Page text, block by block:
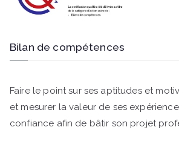
Bilan de compétences
Faire le point sur ses aptitudes et
et mesurer la valeur de ses
confiance afin de bâtir son projet